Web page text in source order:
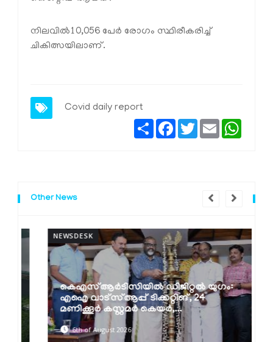
നിലവിൽ10,056 പേർ രോഗം സ്ഥിരീകരിച്ച്
ചികിത്സയിലാണ്.
Covid daily report
ShareFacebook
TwitterEmail
Other News
NEWSDESK
കെഎസ്ആർടിസിയിൽ ഡിജിറ്റൽ യുഗം:
എഐ വാട്‌സ്ആപ്പ് ടിക്കറ്റിങ്, 24
മണിക്കൂർ കസ്റ്റമർ കെയർ,...
6th of August 2026